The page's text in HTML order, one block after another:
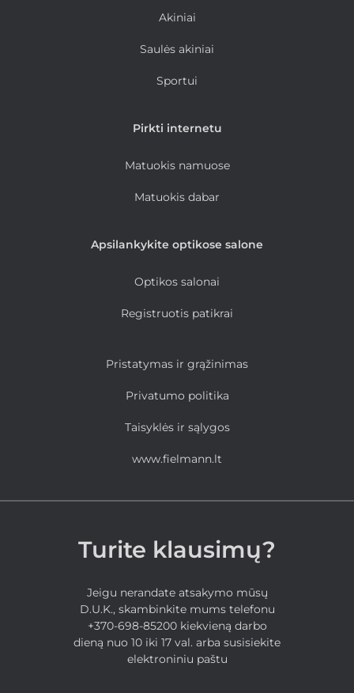
Akiniai
Saulės akiniai
Sportui
Pirkti internetu
Matuokis namuose
Matuokis dabar
Apsilankykite optikose salone
Optikos salonai
Registruotis patikrai
Pristatymas ir grąžinimas
Privatumo politika
Taisyklės ir sąlygos
www.fielmann.lt
Turite klausimų?
Jeigu nerandate atsakymo mūsų
D.U.K., skambinkite mums telefonu
+370-698-85200 kiekvieną darbo
dieną nuo 10 iki 17 val. arba susisiekite
elektroniniu paštu